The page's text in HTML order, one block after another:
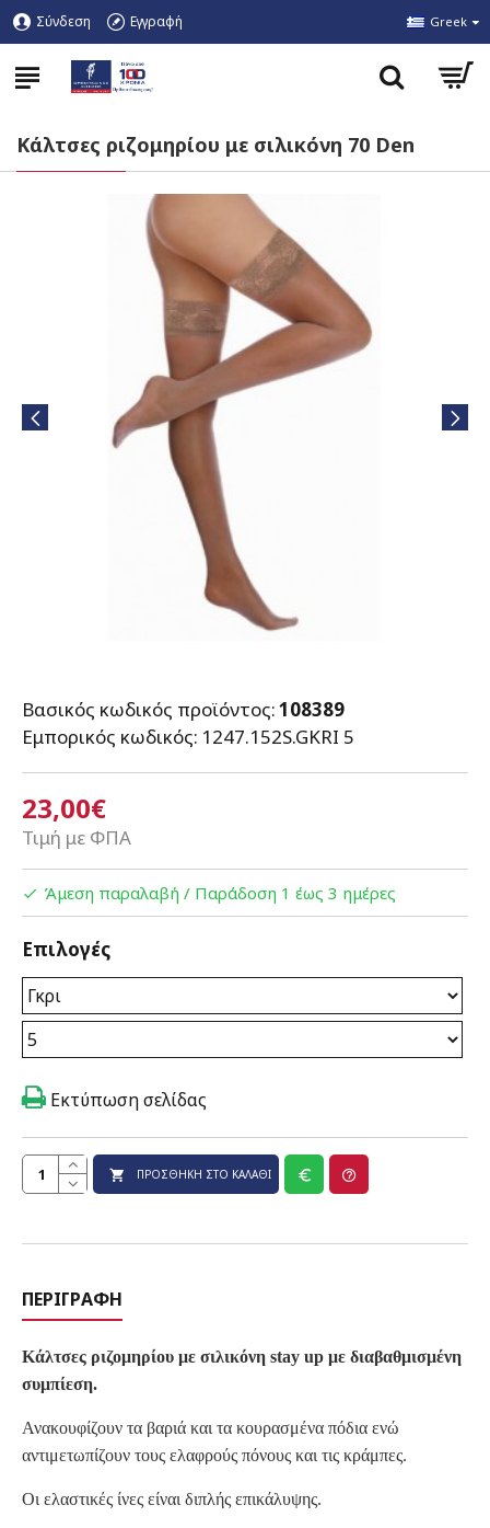
Σύνδεση Εγγραφή Greek
Κάλτσες ριζομηρίου με σιλικόνη 70 Den
23,00€
Τιμή με ΦΠΑ
Βασικός κωδικός προϊόντος:108389
Εμπορικός κωδικός: 1247.152S.GKRI 5
Άμεση παραλαβή / Παράδoση 1 έως 3 ημέρες
Επιλογές
ΠΡΟΣΘΉΚΗ ΣΤΟ ΚΑΛΆΘΙ
Εκτύπωση σελίδας
ΠΕΡΙΓΡΑΦΉ
Κάλτσες ριζομηρίου με σιλικόνη stay up με διαβαθμισμένη
συμπίεση.
Ανακουφίζουν τα βαριά και τα κουρασμένα πόδια ενώ
αντιμετωπίζουν τους ελαφρούς πόνους και τις κράμπες.
Οι ελαστικές ίνες είναι διπλής επικάλυψης.